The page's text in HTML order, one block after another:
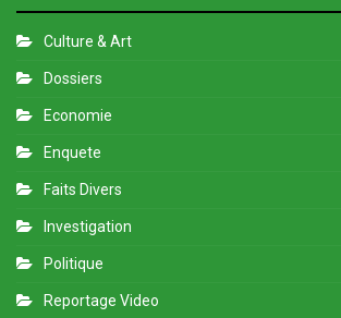
Culture & Art
Dossiers
Economie
Enquete
Faits Divers
Investigation
Politique
Reportage Video